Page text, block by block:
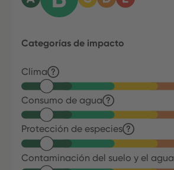
Categorías de impacto
Clima
Consumo de agua
Protección de especies
Contaminación del suelo y el agua